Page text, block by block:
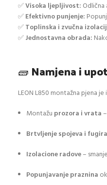
✅Visoka ljepljivost:
✅Efektivno punjenje:
✅Toplinska i zvučna
✅Jednostavna obrada:
🧱 Namjena i
LEON L850 montažna pjena je
Montažu prozora i vrata
Brtvljenje spojeva i
Izolacione radove–
Popunjavanje praznina